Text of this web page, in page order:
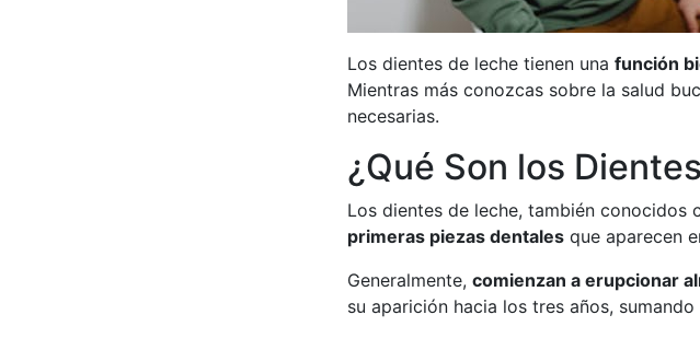
Los dientes de leche tienen una función
Mientras más conozcas sobre la salud
necesarias.
¿Qué Son los
Los dientes de leche, también conocidos
primeras piezas dentales que aparecen
Generalmente, comienzan a erupcionar
su aparición hacia los tres años,